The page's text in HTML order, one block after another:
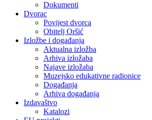
Dokumenti
Dvorac
Povijest dvorca
Obitelj Oršić
Izložbe i događanja
Aktualna izložba
Arhiva izložaba
Najave izložaba
Muzejsko edukativne radionice
Događanja
Arhiva događanja
Izdavaštvo
Katalozi